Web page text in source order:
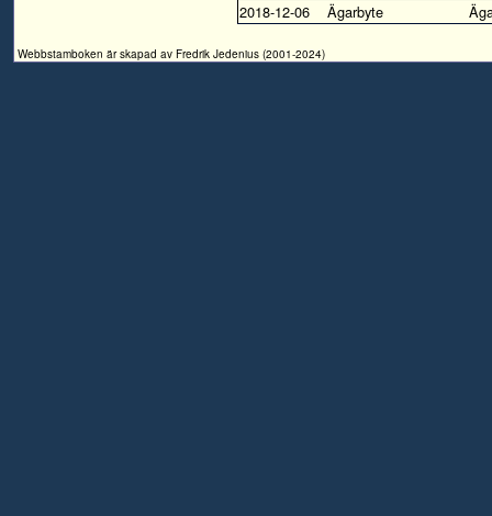
2018-12-06
Ägarbyte
Webbstamboken är skapad av Fredrik Jedenius (2001-2024)